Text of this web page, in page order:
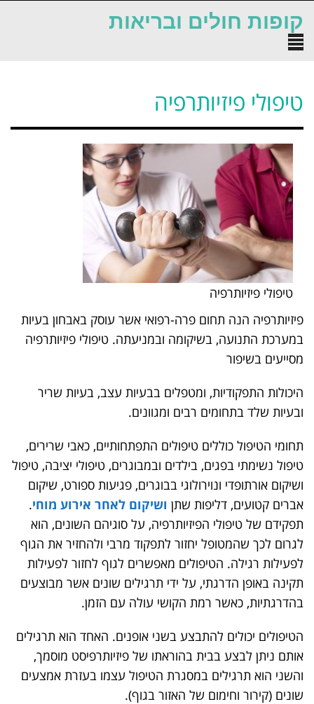
קופות חולים ובריאות
תפריט
טיפולי פיזיותרפיה
טיפולי פיזיותרפיה
פיזיותרפיה הנה תחום פרה-רפואי אשר עוסק באבחון בעיות
במערכת התנועה, בשיקומה ובמניעתה. טיפולי פיזיותרפיה
מסייעים בשיפור
היכולות התפקודיות, ומטפלים בבעיות עצב, בעיות שריר
ובעיות שלד בתחומים רבים ומגוונים.
תחומי הטיפול כוללים טיפולים התפתחותיים, כאבי שרירים,
טיפול נשימתי בפגים, בילדים ובמבוגרים, טיפולי יציבה, טיפול
ושיקום אורתופדי ונוירולוגי בבוגרים, פגיעות ספורט, שיקום
אברים קטועים, דליפות שתן ושיקום לאחר אירוע מוחי.
תפקידם של טיפולי הפיזיותרפיה, על סוגיהם השונים, הוא
לגרום לכך שהמטופל יחזור לתפקוד מרבי ולהחזיר את הגוף
לפעילות רגילה. הטיפולים מאפשרים לגוף לחזור לפעילות
תקינה באופן הדרגתי, על ידי תרגילים שונים אשר מבוצעים
בהדרגתיות, כאשר רמת הקושי עולה עם הזמן.
הטיפולים יכולים להתבצע בשני אופנים. האחד הוא תרגילים
אותם ניתן לבצע בבית בהוראתו של פיזיותרפיסט מוסמך,
והשני הוא תרגילים במסגרת הטיפול עצמו בעזרת אמצעים
שונים (קירור וחימום של האזור בגוף).